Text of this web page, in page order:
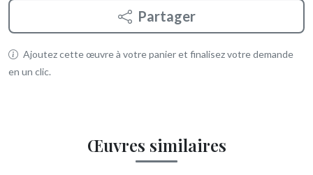
Partager
Ajoutez cette œuvre à votre panier et finalisez votre demande
en un clic.
Œuvres similaires